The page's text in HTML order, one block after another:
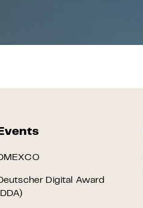
Events
Digital Award